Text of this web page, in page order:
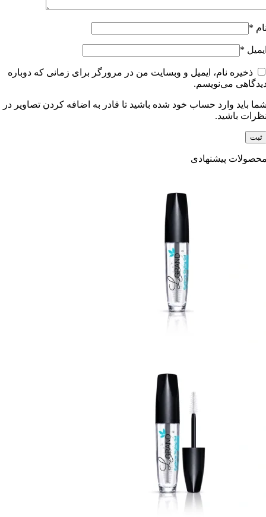
*
*
ذخیره نام، ایمیل و وبسایت من در مرورگر برای زمانی که دوباره
می‌نویسم.
باید وارد حساب خود شده باشید تا قادر به اضافه کردن تصاویر در
باشید.
پیشنهادی